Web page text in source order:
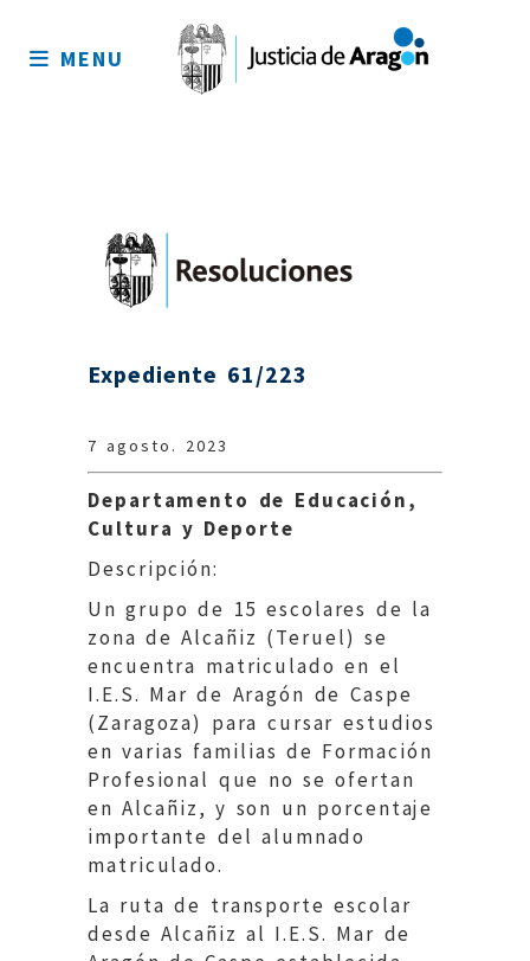
sitio
MENU
Expediente 61/223
7 agosto. 2023
Departamento de Educación,
Cultura y Deporte
Descripción:
Un grupo de 15 escolares de la
zona de Alcañiz (Teruel) se
encuentra matriculado en el
I.E.S. Mar de Aragón de Caspe
(Zaragoza) para cursar estudios
en varias familias de Formación
Profesional que no se ofertan
en Alcañiz, y son un porcentaje
importante del alumnado
matriculado.
La ruta de transporte escolar
desde Alcañiz al I.E.S. Mar de